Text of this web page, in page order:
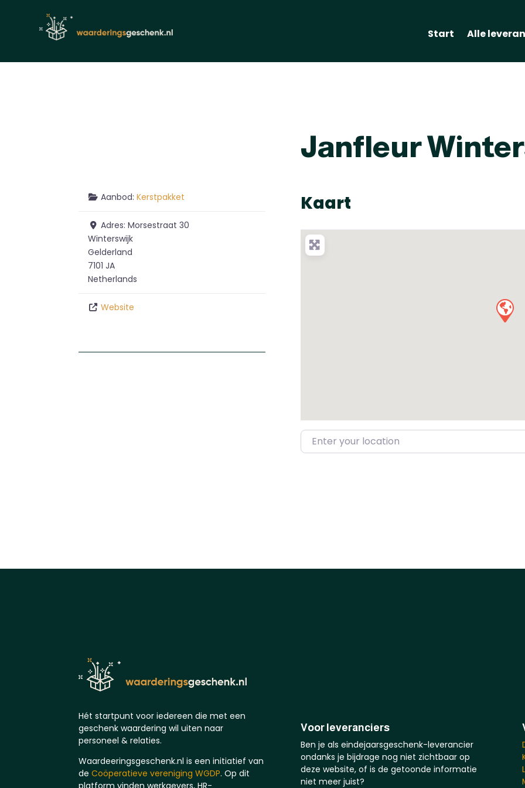
Start Alle
Janfleur
Aanbod: Kerstpakket
Adres: Morsestraat 30
Winterswijk
Gelderland
7101 JA
Netherlands
Website
Kaart
Enter your location
Hét startpunt voor iedereen die met een
geschenk waardering wil uiten naar
personeel & relaties.
Waardeeringsgeschenk.nl is een initiatief van
de Coöperatieve vereniging WGDP. Op dit
Voor leveranciers
Ben je als eindejaarsgeschenk-leverancier
ondanks je bijdrage nog niet zichtbaar op
deze website, of is de getoonde informatie
niet meer juist?